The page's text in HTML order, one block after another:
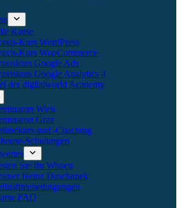
Kurse
Kurs WordPress
Kurs WooCommerce
Google Ads
Google Analytics 4
der digitalworld Academy
Wien
Graz
und -Coaching
Schulungen
Sie Ihr Wissen
Heinz Duschanek
FAQ